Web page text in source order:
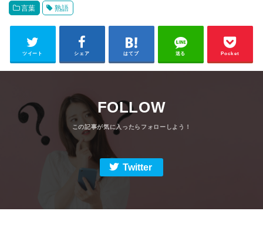
言葉 熟語
ツイート シェア はてブ 送る Pocket
FOLLOW
Twitter